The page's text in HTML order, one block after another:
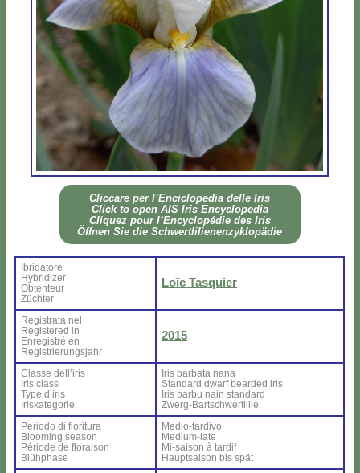
Clic­ca­re per l’En­ci­clo­pe­dia del­le Iris
Click to open AIS Iris En­cy­clo­pe­dia
Cli­quez pour l’En­cy­clo­pé­die des Iris
Öff­nen Sie die Sch­wer­tli­lie­nen­zy­klo­pä­die
Ibri­da­to­re
Hy­bri­di­zer
Ob­ten­teur
Zü­ch­ter
Loïc Ta­squier
Re­gi­stra­ta nel
Re­gi­ste­red in
En­re­gi­stré en
Re­gi­strie­rung­sjahr
2015
Clas­se del­l’i­ris
Iris class
Ty­pe d’i­ris
Iri­ska­te­go­rie
Iris bar­ba­ta na­na
Stan­dard dwarf bear­ded iris
Iris bar­bu nain stan­dard
Zwerg-Bar­ts­ch­wer­tli­lie
Pe­rio­do di fio­ri­tu­ra
Bloo­ming sea­son
Pé­rio­de de flo­rai­son
Blü­h­pha­se
Me­dio-tar­di­vo
Me­dium-la­te
Mi-sai­son à tar­dif
Haup­tsai­son bis spät